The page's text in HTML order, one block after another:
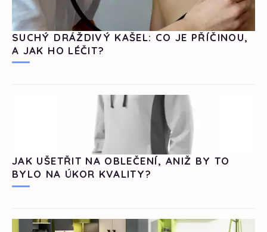
SUCHÝ DRÁŽDIVÝ KAŠEL: CO JE PŘÍČINOU,
A JAK HO LÉČIT?
JAK UŠETŘIT NA OBLEČENÍ, ANIŽ BY TO
BYLO NA ÚKOR KVALITY?